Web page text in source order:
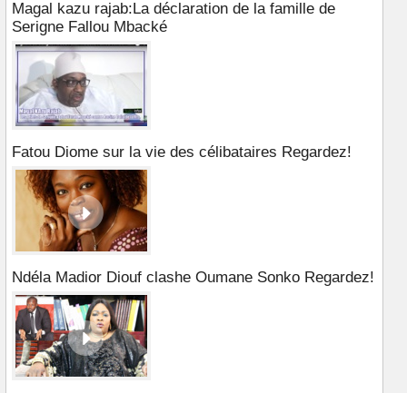
Magal kazu rajab:La déclaration de la famille de
Serigne Fallou Mbacké
Fatou Diome sur la vie des célibataires Regardez!
Ndéla Madior Diouf clashe Oumane Sonko Regardez!